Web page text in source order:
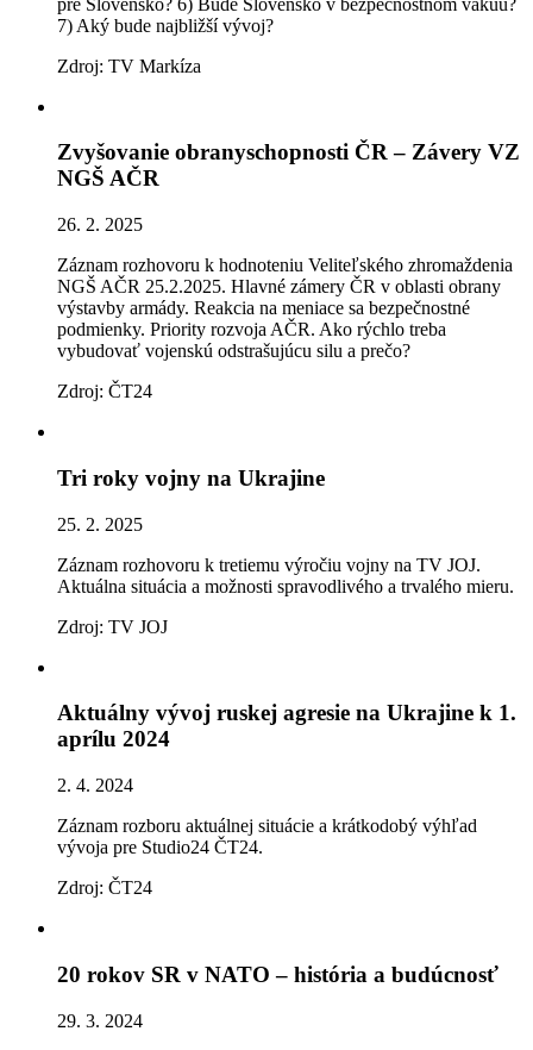
7) Aký bude najbližší vývoj?
Zdroj: TV Markíza
Zvyšovanie obranyschopnosti ČR – Závery VZ
NGŠ AČR
26. 2. 2025
Záznam rozhovoru k hodnoteniu Veliteľského zhromaždenia
NGŠ AČR 25.2.2025. Hlavné zámery ČR v oblasti obrany
výstavby armády. Reakcia na meniace sa bezpečnostné
podmienky. Priority rozvoja AČR. Ako rýchlo treba
vybudovať vojenskú odstrašujúcu silu a prečo?
Zdroj: ČT24
Tri roky vojny na Ukrajine
25. 2. 2025
Záznam rozhovoru k tretiemu výročiu vojny na TV JOJ.
Aktuálna situácia a možnosti spravodlivého a trvalého mieru.
Zdroj: TV JOJ
Aktuálny vývoj ruskej agresie na Ukrajine k 1.
aprílu 2024
2. 4. 2024
Záznam rozboru aktuálnej situácie a krátkodobý výhľad
vývoja pre Studio24 ČT24.
Zdroj: ČT24
20 rokov SR v NATO – história a budúcnosť
29. 3. 2024